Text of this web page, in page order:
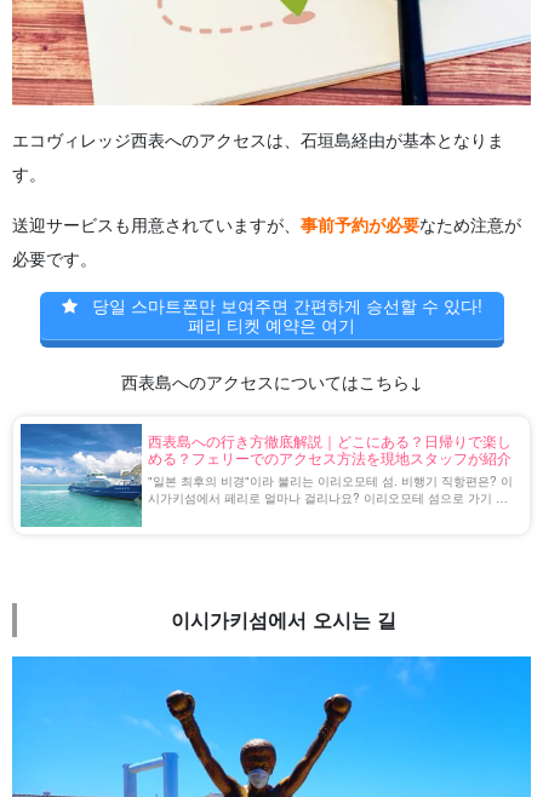
エコヴィレッジ西表へのアクセスは、石垣島経由が基本となりま
す。
送迎サービスも用意されていますが、 事前予約が必要なため注意が
必要です。
당일 스마트폰만 보여주면 간편하게 승선할 수 있다!
페리 티켓 예약은 여기
西表島へのアクセスについてはこちら↓
西表島への行き方徹底解説｜どこにある？日帰りで楽し
める？フェリーでのアクセス方法を現地スタッフが紹介
"일본 최후의 비경"이라 불리는 이리오모테 섬. 비행기 직항편은? 이
시가키섬에서 페리로 얼마나 걸리나요? 이리오모테 섬으로 가기 위
이시가키섬에서 오시는 길